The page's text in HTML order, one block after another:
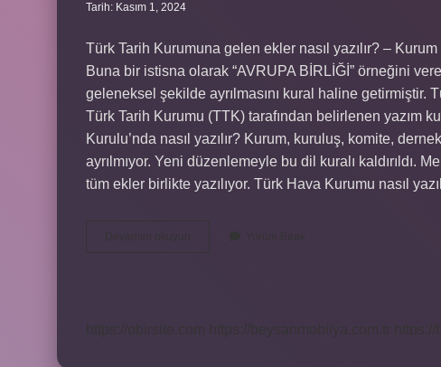
Tarih: Kasım 1, 2024
Türk Tarih Kurumuna gelen ekler nasıl yazılır? –
Buna bir istisna olarak “AVRUPA BİRLİĞİ” örneğini
geleneksel şekilde ayrılmasını kural haline getirmiştir.
Türk Tarih Kurumu (TTK) tarafından belirlenen yazım
Kurulu’nda nasıl yazılır? Kurum, kuruluş, komite,
ayrılmıyor. Yeni düzenlemeyle bu dil kuralı kaldırıldı.
tüm ekler birlikte yazılıyor. Türk Hava Kurumu nasıl